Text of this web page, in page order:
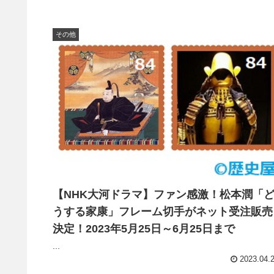
その他
【NHK大河ドラマ】ファン感激！松本潤「ど
うする家康」フレーム切手がネット受注販売
決定！2023年5月25日～6月25日まで